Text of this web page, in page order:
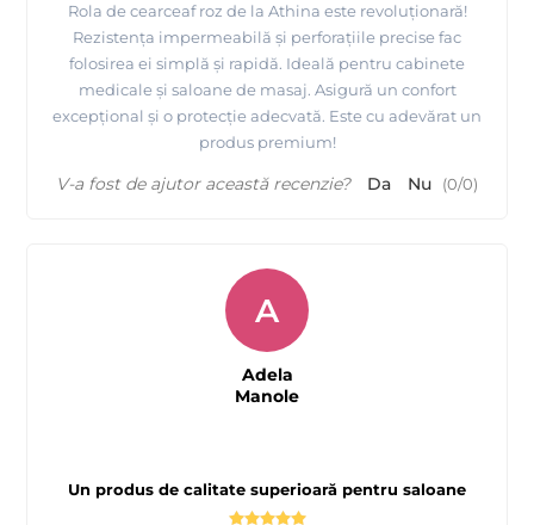
Rola de cearceaf roz de la Athina este revoluționară!
Rezistența impermeabilă și perforațiile precise fac
folosirea ei simplă și rapidă. Ideală pentru cabinete
medicale și saloane de masaj. Asigură un confort
excepțional și o protecție adecvată. Este cu adevărat un
produs premium!
V-a fost de ajutor această recenzie? Da Nu (0/0)
Un produs de calitate superioară pentru saloane
A
Adela
Manole